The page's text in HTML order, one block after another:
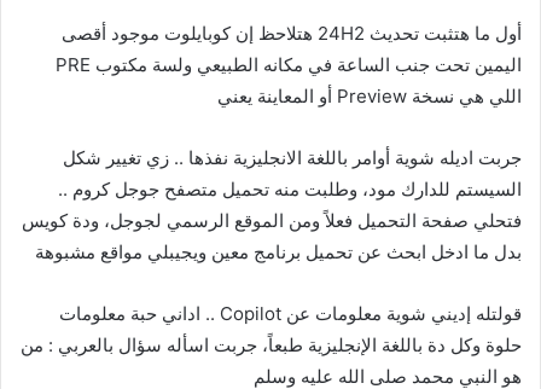
أول ما هتثبت تحديث 24H2 هتلاحظ إن كوبايلوت موجود أقصى
اليمين تحت جنب الساعة في مكانه الطبيعي ولسة مكتوب PRE
اللي هي نسخة Preview أو المعاينة يعني
جربت اديله شوية أوامر باللغة الانجليزية نفذها .. زي تغيير شكل
السيستم للدارك مود، وطلبت منه تحميل متصفح جوجل كروم ..
فتحلي صفحة التحميل فعلاً ومن الموقع الرسمي لجوجل، ودة كويس
بدل ما ادخل ابحث عن تحميل برنامج معين ويجيبلي مواقع مشبوهة
قولتله إديني شوية معلومات عن Copilot .. اداني حبة معلومات
حلوة وكل دة باللغة الإنجليزية طبعاً، جربت اسأله سؤال بالعربي : من
هو النبي محمد صلى الله عليه وسلم